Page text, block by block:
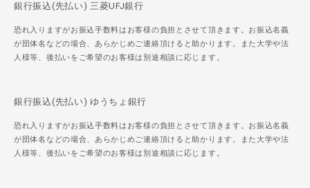
銀行振込(先払い) 三菱UFJ銀行
恐れ入りますがお振込手数料はお客様の負担とさせて頂きます。お振込名義
が団体名などの場合、あらかじめご連絡頂けると助かります。また大学や法
人様等、後払いをご希望のお客様は別途相談に応じます。
銀行振込(先払い) ゆうちょ銀行
恐れ入りますがお振込手数料はお客様の負担とさせて頂きます。お振込名義
が団体名などの場合、あらかじめご連絡頂けると助かります。また大学や法
人様等、後払いをご希望のお客様は別途相談に応じます。